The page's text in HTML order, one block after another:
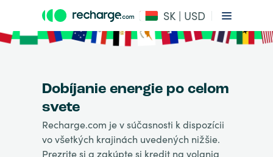
SK | USD
Dobíjanie energie po celom
svete
Recharge.com je v súčasnosti k dispozícii
vo všetkých krajinách uvedených nižšie.
Prezrite si a zakúpte si kredit na volania